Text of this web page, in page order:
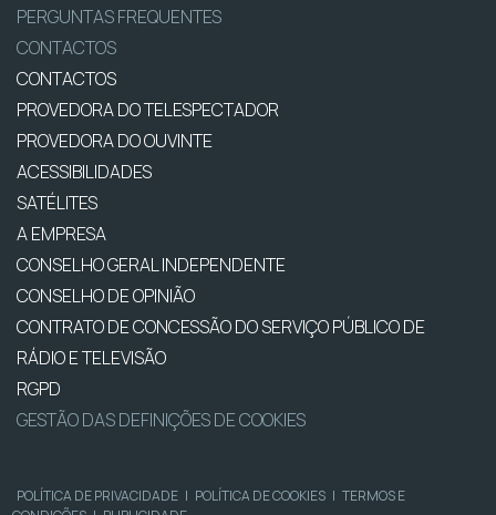
PERGUNTAS FREQUENTES
CONTACTOS
CONTACTOS
PROVEDORA DO TELESPECTADOR
PROVEDORA DO OUVINTE
ACESSIBILIDADES
SATÉLITES
A EMPRESA
CONSELHO GERAL INDEPENDENTE
CONSELHO DE OPINIÃO
CONTRATO DE CONCESSÃO DO SERVIÇO PÚBLICO DE
RÁDIO E TELEVISÃO
RGPD
GESTÃO DAS DEFINIÇÕES DE COOKIES
POLÍTICA DE PRIVACIDADE | POLÍTICA DE COOKIES | TERMOS E